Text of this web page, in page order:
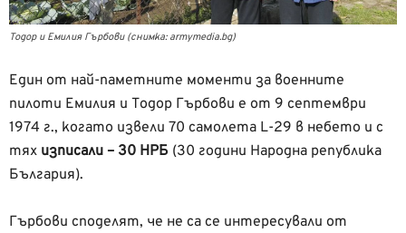
Тодор и Емилия Гърбови (снимка: armymedia.bg)
Един от най-паметните моменти за военните
пилоти Емилия и Тодор Гърбови е от 9 септември
1974 г., когато извели 70 самолета L-29 в небето и с
тях изписали – 30 НРБ (30 години Народна република
България).
Гърбови споделят, че не са се интересували от